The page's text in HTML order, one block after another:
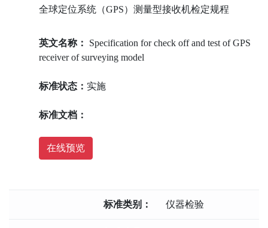
全球定位系统（GPS）测量型接收机检定规程
英文名称：
Specification for check off and test of GPS
receiver of surveying model
标准状态： 实施
标准文档：
在线预览
标准类别： 仪器检验